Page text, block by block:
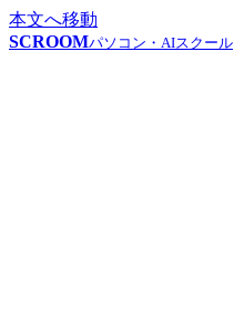
本文へ移動
SCROOMパソコン・AIスクール